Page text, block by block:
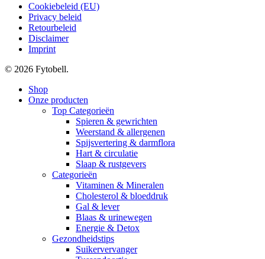
Cookiebeleid (EU)
Privacy beleid
Retourbeleid
Disclaimer
Imprint
© 2026 Fytobell.
Close
Menu
Shop
Onze producten
Top Categorieën
Spieren & gewrichten
Weerstand & allergenen
Spijsvertering & darmflora
Hart & circulatie
Slaap & rustgevers
Categorieën
Vitaminen & Mineralen
Cholesterol & bloeddruk
Gal & lever
Blaas & urinewegen
Energie & Detox
Gezondheidstips
Suikervervanger